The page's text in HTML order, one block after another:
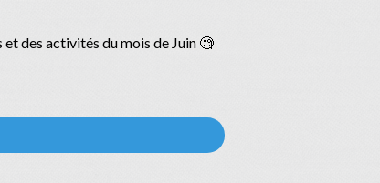
des activités du mois de Juin 🧐